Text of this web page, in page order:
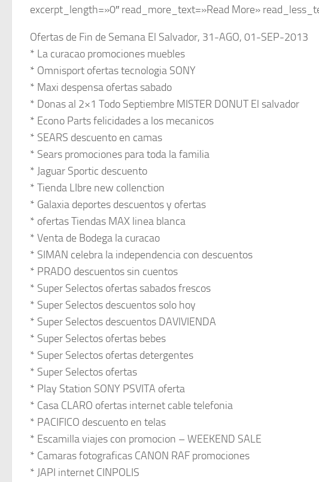
excerpt_length=»0″ read_more_text=»Read More»
Ofertas de Fin de Semana El Salvador, 31-AGO, 01-SEP-2013
* La curacao promociones muebles
* Omnisport ofertas tecnologia SONY
* Maxi despensa ofertas sabado
* Donas al 2×1 Todo Septiembre MISTER DONUT El salvador
* Econo Parts felicidades a los mecanicos
* SEARS descuento en camas
* Sears promociones para toda la familia
* Jaguar Sportic descuento
* Tienda LIbre new collenction
* Galaxia deportes descuentos y ofertas
* ofertas Tiendas MAX linea blanca
* Venta de Bodega la curacao
* SIMAN celebra la independencia con descuentos
* PRADO descuentos sin cuentos
* Super Selectos ofertas sabados frescos
* Super Selectos descuentos solo hoy
* Super Selectos descuentos DAVIVIENDA
* Super Selectos ofertas bebes
* Super Selectos ofertas detergentes
* Super Selectos ofertas
* Play Station SONY PSVITA oferta
* Casa CLARO ofertas internet cable telefonia
* PACIFICO descuento en telas
* Escamilla viajes con promocion – WEEKEND SALE
* Camaras fotograficas CANON RAF promociones
* JAPI internet CINPOLIS